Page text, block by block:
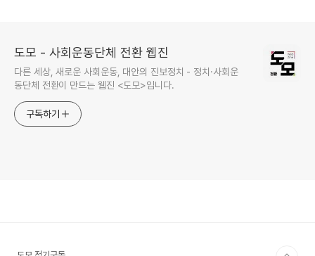
도모 - 사회운동단체 전환 웹진
다른 세상, 새로운 사회운동, 대안의 진보정치 - 정치·사회운
동단체 전환이 만드는 웹진 <도모>입니다.
구독하기